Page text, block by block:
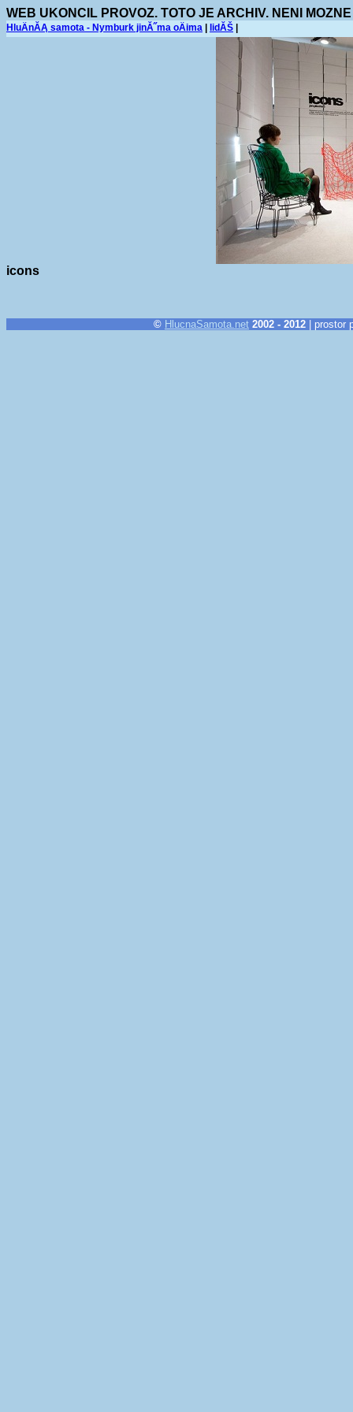
WEB UKONCIL PROVOZ. TOTO JE ARCHIV. NENI
HluÄnĂĄ samota - Nymburk jinĂ˝ma oÄima lidĂŠ
icons
© HlucnaSamota.net 2002 - 2012 | prostor